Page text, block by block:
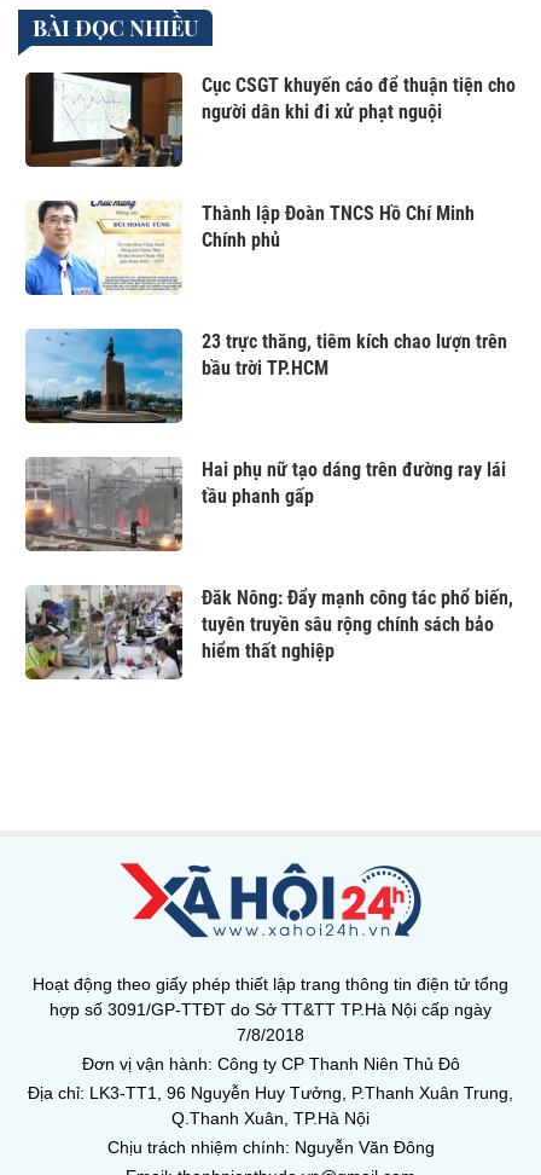
BÀI ĐỌC NHIỀU
Cục CSGT khuyến cáo để thuận tiện cho
người dân khi đi xử phạt nguội
Thành lập Đoàn TNCS Hồ Chí Minh
Chính phủ
23 trực thăng, tiêm kích chao lượn trên
bầu trời TP.HCM
Hai phụ nữ tạo dáng trên đường ray lái
tầu phanh gấp
Đăk Nông: Đẩy mạnh công tác phổ biến,
tuyên truyền sâu rộng chính sách bảo
hiểm thất nghiệp
Hoạt động theo giấy phép thiết lập trang thông tin điện tử tổng
hợp số 3091/GP-TTĐT do Sở TT&TT TP.Hà Nội cấp ngày
7/8/2018
Đơn vị vận hành: Công ty CP Thanh Niên Thủ Đô
Địa chỉ: LK3-TT1, 96 Nguyễn Huy Tưởng, P.Thanh Xuân Trung,
Q.Thanh Xuân, TP.Hà Nội
Chịu trách nhiệm chính: Nguyễn Văn Đông